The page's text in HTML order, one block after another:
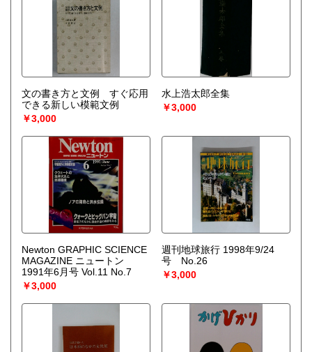
文の書き方と文例 すぐ応用
できる新しい模範文例
￥3,000
水上浩太郎全集
￥3,000
Newton GRAPHIC SCIENCE
MAGAZINE ニュートン
1991年6月号 Vol.11 No.7
￥3,000
週刊地球旅行 1998年9/24
号 No.26
￥3,000